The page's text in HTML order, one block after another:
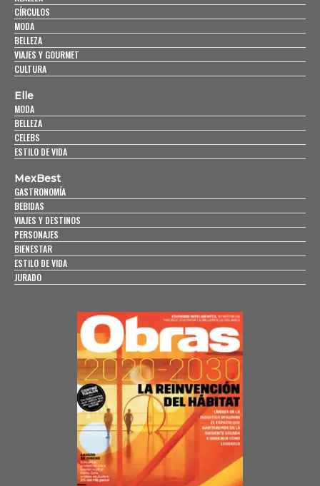
CÍRCULOS
MODA
BELLEZA
VIAJES Y GOURMET
CULTURA
Elle
MODA
BELLEZA
CELEBS
ESTILO DE VIDA
MexBest
GASTRONOMÍA
BEBIDAS
VIAJES Y DESTINOS
PERSONAJES
BIENESTAR
ESTILO DE VIDA
JURADO